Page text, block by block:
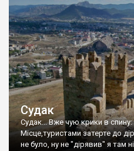
Судак
Судак... Вже чую крики в
Місце,туристами затерте до
не було, ну не "дірявив" я там